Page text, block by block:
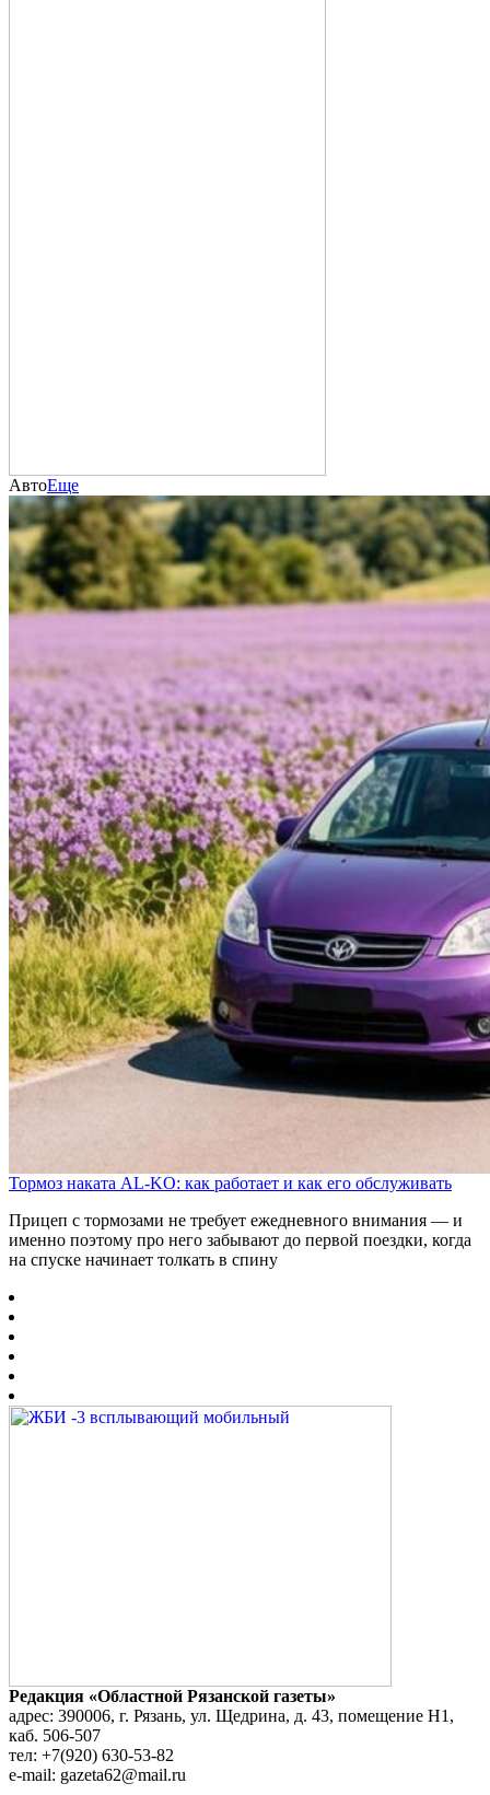
АвтоЕще
Тормоз наката AL-KO: как работает и как его обслуживать
Прицеп с тормозами не требует ежедневного внимания — и
именно поэтому про него забывают до первой поездки, когда
на спуске начинает толкать в спину
Редакция «Областной Рязанской газеты»
адрес: 390006, г. Рязань, ул. Щедрина, д. 43, помещение Н1,
каб. 506-507
тел: +7(920) 630-53-82
e-mail: gazeta62@mail.ru